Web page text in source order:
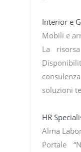
Interior e
Mobili e
La
soluzioni
HR
Alma
Portale